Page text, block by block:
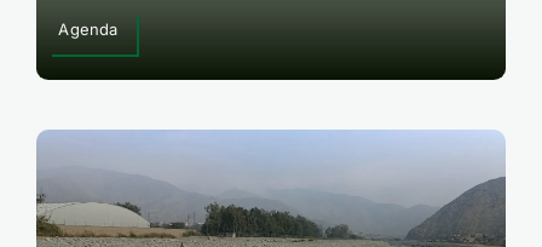
Agenda